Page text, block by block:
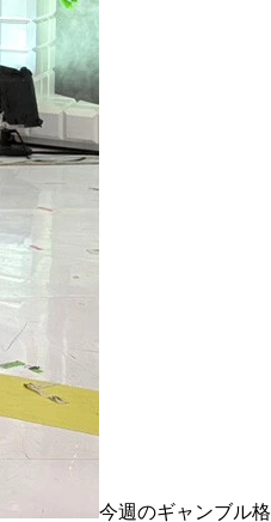
今週のギャンブル格